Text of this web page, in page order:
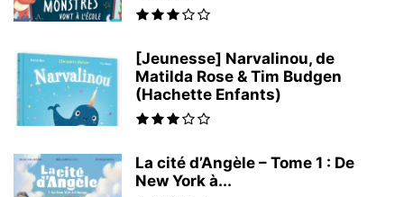
[Jeunesse] Narvalinou, de
Matilda Rose & Tim Budgen
(Hachette Enfants)
La cité d’Angèle – Tome 1 : De
New York à...